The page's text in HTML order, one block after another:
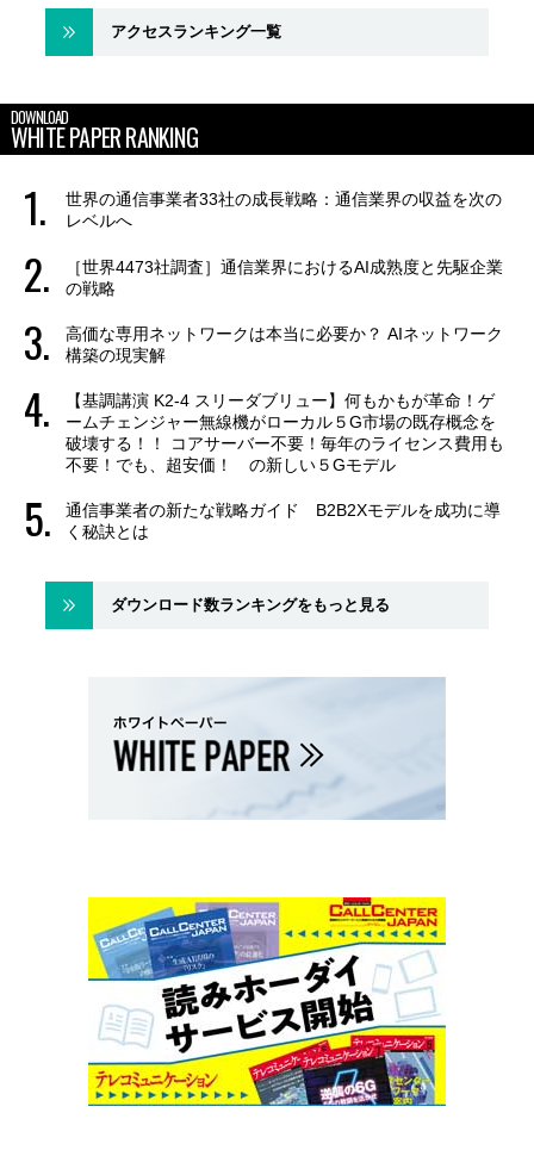
アクセスランキング一覧
DOWNLOAD
WHITE PAPER RANKING
世界の通信事業者33社の成長戦略：通信業界の収益を次の
レベルへ
［世界4473社調査］通信業界におけるAI成熟度と先駆企業
の戦略
高価な専用ネットワークは本当に必要か？ AIネットワーク
構築の現実解
【基調講演 K2-4 スリーダブリュー】何もかもが革命！ゲ
ームチェンジャー無線機がローカル５G市場の既存概念を
破壊する！！ コアサーバー不要！毎年のライセンス費用も
不要！でも、超安価！ の新しい５Gモデル
通信事業者の新たな戦略ガイド B2B2Xモデルを成功に導
く秘訣とは
ダウンロード数ランキングをもっと見る